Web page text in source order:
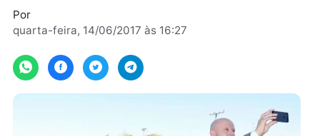
intervenção do poder público
quarta-feira, 14/06/2017 às 16:27